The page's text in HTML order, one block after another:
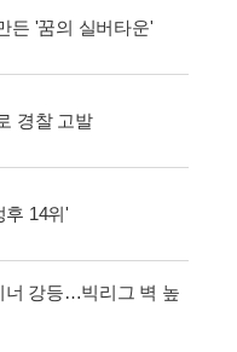
든 '꿈의 실버타운'
경찰 고발
후 14위'
너 강등…빅리그 벽 높